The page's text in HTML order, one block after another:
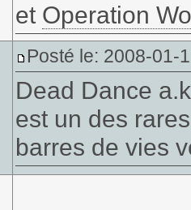
et Operation
Posté le: 2008-01-
Dead Dance
est un des
barres de vies